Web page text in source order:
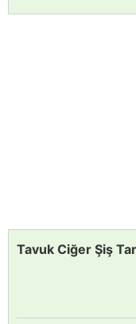
Tavuk Ciğer Şiş